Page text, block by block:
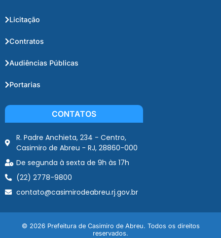
Licitação
Contratos
Audiências Públicas
Portarias
CONTATOS
R. Padre Anchieta, 234 - Centro,
Casimiro de Abreu - RJ, 28860-000
De segunda à sexta de 9h às 17h
(22) 2778-9800
contato@casimirodeabreu.rj.gov.br
© 2026 Prefeitura de Casimiro de Abreu. Todos os direitos
reservados.